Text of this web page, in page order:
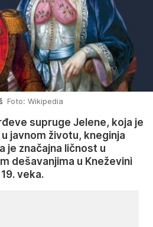
Foto: Wikipedia
supruge Jelene, koja je
javnom životu, kneginja
je značajna ličnost u
dešavanjima u Kneževini
veka.